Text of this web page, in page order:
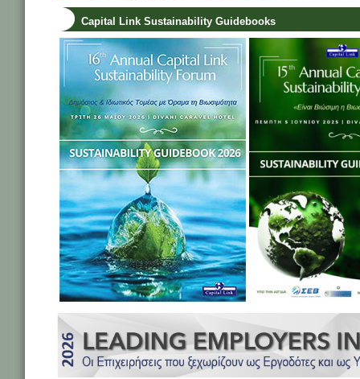
Capital Link Sustainability Guidebooks